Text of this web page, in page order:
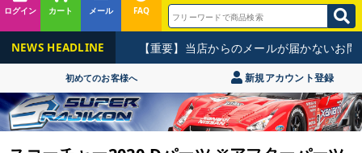
ログイン カート メール FAQ
NEWS HEADLINE 【重要】当店からのメールが届かないお問
初めてのお客様へ 新規アカウント登録